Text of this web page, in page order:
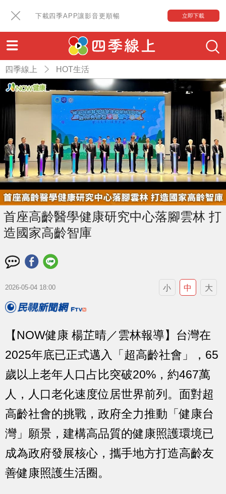
下載四季APP讓影音更順暢 立即下載
四季線上 HOT生活
首座高齡醫學健康研究中心落腳雲林 打
造國家高齡智庫
2026-05-04 18:00 小 中 大
【NOW健康 楊芷晴／雲林報導】台灣在
2025年底已正式邁入「超高齡社會」，65
歲以上老年人口占比突破20%，約467萬
人，人口老化速度位居世界前列。面對超
高齡社會的挑戰，政府全力推動「健康台
灣」願景，建構高品質的健康照護環境已
成為政府發展核心，攜手地方打造高齡友
善健康照護生活圈。